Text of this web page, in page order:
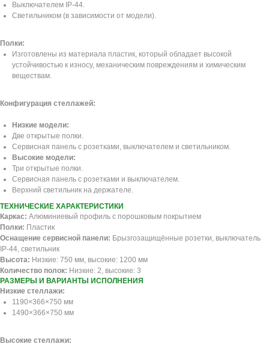
Выключателем IP-44.
Светильником (в зависимости от модели).
Полки:
Изготовлены из материала пластик, который обладает высокой
устойчивостью к износу, механическим повреждениям и химическим
веществам.
Конфигурация стеллажей:
Низкие модели:
Две открытые полки.
Сервисная панель с розетками, выключателем и светильником.
Высокие модели:
Три открытые полки.
Сервисная панель с розетками и выключателем.
Верхний светильник на держателе.
ТЕХНИЧЕСКИЕ ХАРАКТЕРИСТИКИ
Каркас: Алюминиевый профиль с порошковым покрытием
Полки: Пластик
Оснащение сервисной панели: Брызгозащищённые розетки, выключатель
IP-44, светильник
Высота: Низкие: 750 мм, высокие: 1200 мм
Количество полок: Низкие: 2, высокие: 3
РАЗМЕРЫ И ВАРИАНТЫ ИСПОЛНЕНИЯ
Низкие стеллажи:
1190×366×750 мм
1490×366×750 мм
Высокие стеллажи: